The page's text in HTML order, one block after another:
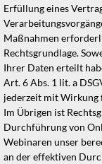
Erfüllung eines
Maßnahmen
Rechtsgrundlage.
Ihrer Daten erteilt
Art. 6 Abs. 1 lit. a
jederzeit mit
Im Übrigen ist
Durchführung von
Webinaren unser
an der effektiven